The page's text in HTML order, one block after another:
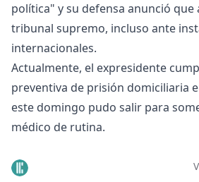
política" y su defensa anunció que
tribunal supremo, incluso ante
internacionales.
Actualmente, el expresidente
preventiva de prisión domiciliaria
este domingo pudo salir para
médico de rutina.